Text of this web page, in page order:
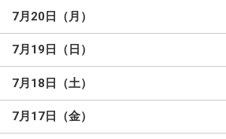
7月20日（月）
7月19日（日）
7月18日（土）
7月17日（金）